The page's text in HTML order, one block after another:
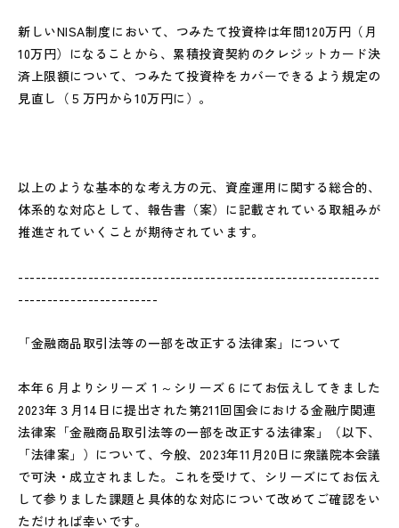
新しいNISA制度において、つみたて投資枠は年間120万円（月
10万円）になることから、累積投資契約のクレジットカード決
済上限額について、つみたて投資枠をカバーできるよう規定の
見直し（５万円から10万円に）。
以上のような基本的な考え方の元、資産運用に関する総合的、
体系的な対応として、報告書（案）に記載されている取組みが
推進されていくことが期待されています。
--------------------------------------------------------------
------------------------
「金融商品取引法等の一部を改正する法律案」について
本年６月よりシリーズ１～シリーズ６にてお伝えしてきました
2023年３月14日に提出された第211回国会における金融庁関連
法律案「金融商品取引法等の一部を改正する法律案」（以下、
「法律案」）について、今般、2023年11月20日に衆議院本会議
で可決・成立されました。これを受けて、シリーズにてお伝え
して参りました課題と具体的な対応について改めてご確認をい
ただければ幸いです。